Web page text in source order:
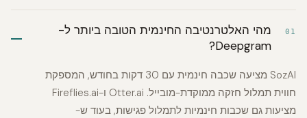
01
מהי האלטרנטיבה החינמית הטובה ביותר ל-
Deepgram?
SozAI מציעה שכבה חינמית עם 30 דקות בחודש, המספקת
חווית תמלול חזקה ממוקדת-מובייל. Otter.ai ו-Fireflies.ai
מציעות גם שכבות חינמיות לתמלול פגישות, בעוד ש-